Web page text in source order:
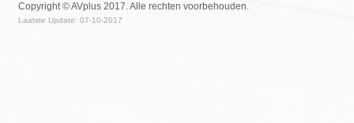
Copyright © AVplus 2017.Alle rechten voorbehouden.
Laatste Update: 07-10-2017